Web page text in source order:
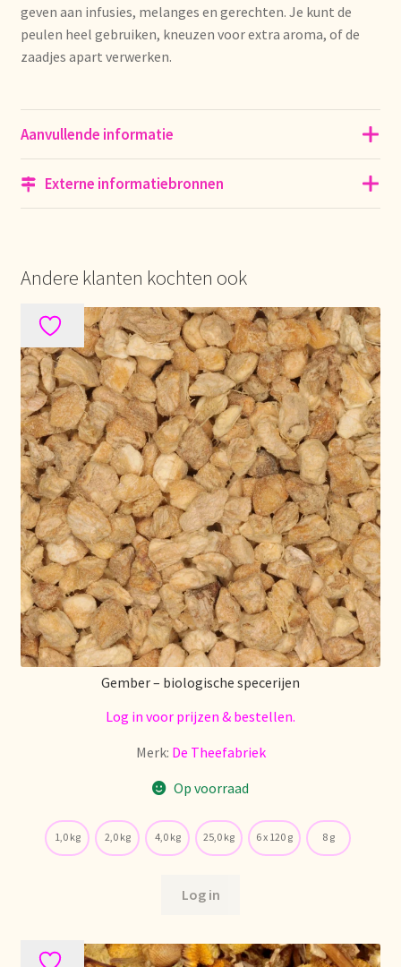
Liste de prix actuelle
Marca personal
Meertaligheid
Mehrsprachigkeit
Multilingualism
Multilinguisme
Multilingüismo.
Newsletter
Newsletter
Nieuwsbrief
Notre vision du thé
Nuestra visión del té
Onze visie op thee
Our vision on tea
geven aan infusies, melanges en gerechten. Je kunt de
peulen heel gebruiken, kneuzen voor extra aroma, of de
zaadjes apart verwerken.
Aanvullende informatie
Externe informatiebronnen
Andere klanten kochten ook
Gember – biologische specerijen
Log in voor prijzen & bestellen.
Merk: De Theefabriek
Op voorraad
1,0 kg 2,0 kg 4,0 kg 25,0 kg 6 x 120 g 8 g
Log in